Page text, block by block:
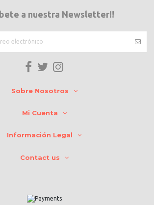
a nuestra Newsletter!!
Sobre Nosotros
Mi Cuenta
Información Legal
Contact us